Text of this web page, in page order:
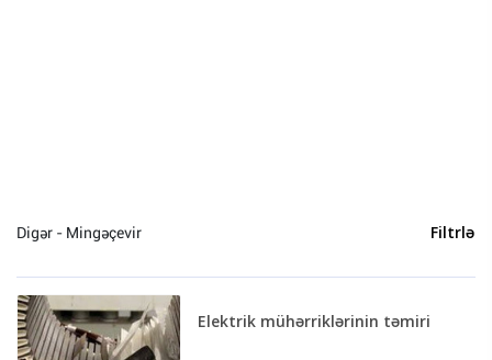
Mingəçevir (1)
Digər - Mingəçevir Filtrlə
Elektrik mühərriklərinin təmiri